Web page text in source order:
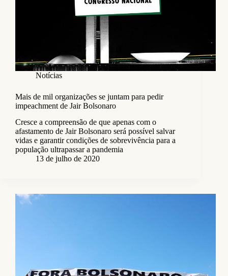
Notícias
Mais de mil organizações se juntam para pedir
impeachment de Jair Bolsonaro
Cresce a compreensão de que apenas com o
afastamento de Jair Bolsonaro será possível salvar
vidas e garantir condições de sobrevivência para a
população ultrapassar a pandemia
13 de julho de 2020